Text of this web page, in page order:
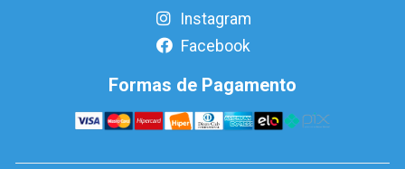
Instagram
Facebook
Formas de Pagamento